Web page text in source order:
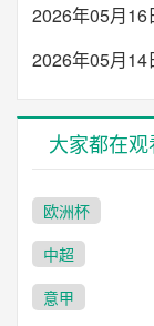
2026年05月16
2026年05月14
大家都在观
欧洲杯
中超
意甲